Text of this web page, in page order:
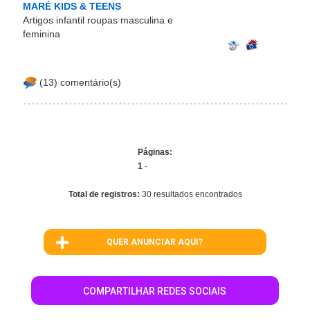
MARÉ KIDS & TEENS
Artigos infantil roupas masculina e
feminina
(13) comentário(s)
Páginas:
1 -
Total de registros: 30 resultados encontrados
QUER ANUNCIAR AQUI?
COMPARTILHAR REDES SOCIAIS